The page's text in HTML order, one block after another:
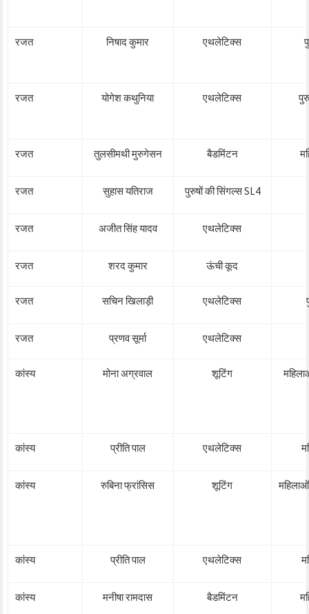
रजत निषाद कुमार एथलेटिक्स
रजत योगेश कथुनिया एथलेटिक्स
रजत तुलसीमथी मुरुगेसन बैडमिंटन
रजत सुहास यतिराज पुरुषों की सिंगल्स SL4
रजत अजीत सिंह यादव एथलेटिक्स
रजत शरद कुमार ऊंची कूद
रजत सचिन खिलाड़ी एथलेटिक्स
रजत प्रणव सूर्मा एथलेटिक्स
कांस्य मोना अग्रवाल शूटिंग
कांस्य प्रीति पाल एथलेटिक्स
कांस्य रुबिना फ्रांसिस शूटिंग
कांस्य प्रीति पाल एथलेटिक्स
कांस्य मनीषा रामदास बैडमिंटन